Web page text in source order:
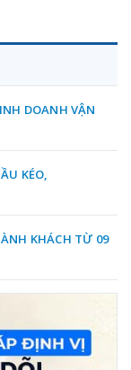
DOANH VẬN
KÉO,
KHÁCH TỪ 09